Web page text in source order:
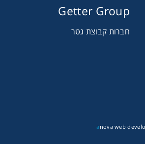
Getter Group
חברות קבוצת גטר
a nova web